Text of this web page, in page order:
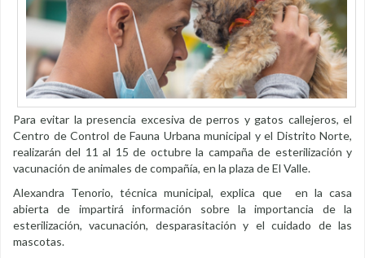
Para evitar la presencia excesiva de perros y gatos callejeros, el
Centro de Control de Fauna Urbana municipal y el Distrito Norte,
realizarán del 11 al 15 de octubre la campaña de esterilización y
vacunación de animales de compañía, en la plaza de El Valle.
Alexandra Tenorio, técnica municipal, explica que en la casa
abierta de impartirá información sobre la importancia de la
esterilización, vacunación, desparasitación y el cuidado de las
mascotas.